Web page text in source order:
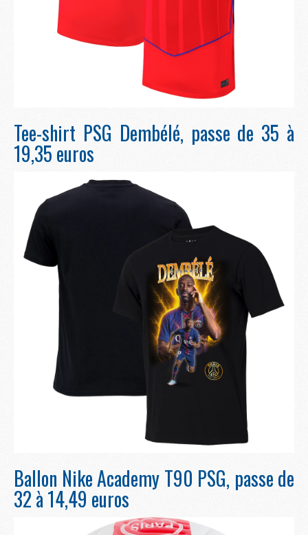
Tee-shirt PSG Dembélé, passe de 35 à
19,35 euros
Ballon Nike Academy T90 PSG, passe de
32 à 14,49 euros